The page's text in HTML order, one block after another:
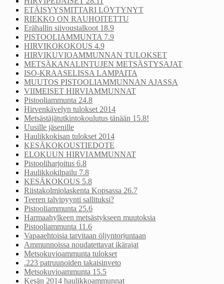
ETÄISYYSMITTARI LÖYTYNYT
RIEKKO ON RAUHOITETTU
Erähallin siivoustalkoot 18.9
PISTOOLIAMMUNTA 7.9
HIRVIKOKOKOUS 4.9
HIRVIKUVIOAMMUNNAN TULOKSET
METSÄKANALINTUJEN METSÄSTYSAJAT
ISO-KRAASELISSA LAMPAITA
MUUTOS PISTOOLIAMMUNNAN AJASSA
VIIMEISET HIRVIAMMUNNAT
Pistooliammunta 24.8
Hirvenkävelyn tulokset 2014
Metsästäjätutkintokoulutus tänään 15.8!
Uusille jäsenille
Haulikkokisan tulokset 2014
KESÄKOKOUSTIEDOTE
ELOKUUN HIRVIAMMUNNAT
Pistooliharjoitus 6.8
Haulikkokilpailu 7.8
KESÄKOKOUS 5.8
Riistakolmiolaskenta Kopsassa 26.7
Teeren talvipyynti sallituksi?
Pistooliammunta 25.6
Harmaahylkeen metsästykseen muutoksia
Pistooliammunta 11.6
Vapaaehtoisia tarvitaan öljyntorjuntaan
Ammunnoissa noudatettavat ikärajat
Metsokuvioammunta tulokset
.223 patruunoiden takaisinveto
Metsokuvioammunta 15.5
Kesän 2014 haulikkoammunnat